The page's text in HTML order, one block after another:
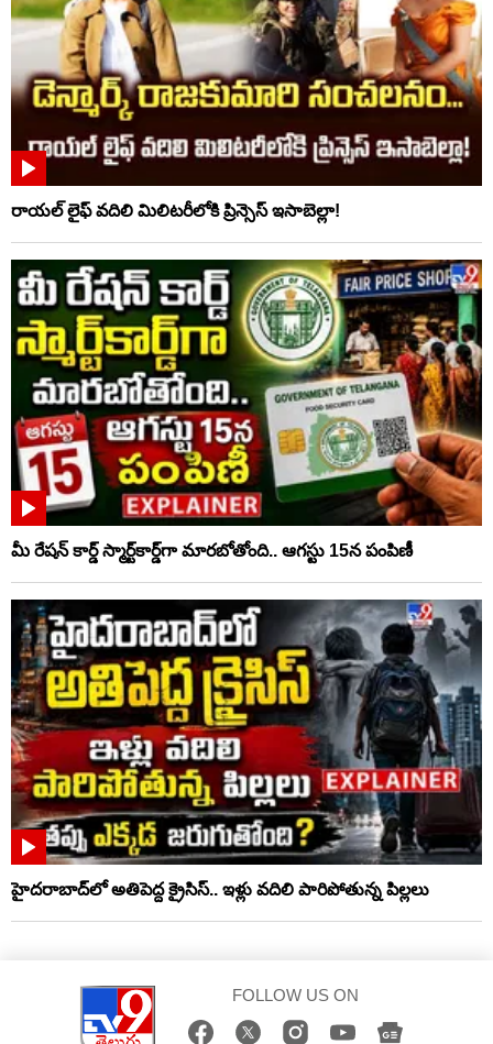
రాయల్ లైఫ్ వదిలి మిలిటరీలోకి ప్రిన్సెస్ ఇసాబెల్లా!
మీ రేషన్ కార్డ్ స్మార్ట్‌కార్డ్‌గా మారబోతోంది.. ఆగస్టు 15న పంపిణీ
హైదరాబాద్‌లో అతిపెద్ద క్రైసిస్.. ఇళ్లు వదిలి పారిపోతున్న పిల్లలు
FOLLOW US ON